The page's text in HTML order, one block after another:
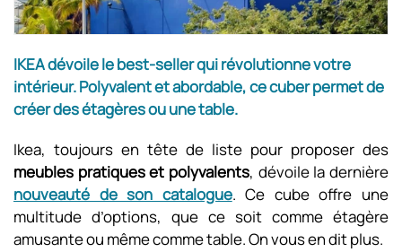
IKEA dévoile le best-seller qui révolutionne votre
intérieur. Polyvalent et abordable, ce cuber permet de
créer des étagères ou une table.
Ikea, toujours en tête de liste pour proposer des
meubles pratiques et polyvalents, dévoile la dernière
nouveauté de son catalogue. Ce cube offre une
multitude d’options, que ce soit comme étagère
amusante ou même comme table. On vous en dit plus.